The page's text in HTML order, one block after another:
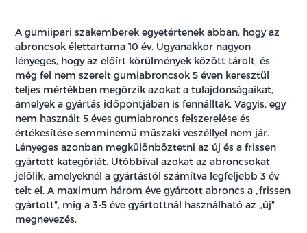
A gumiipari szakemberek egyetértenek abban, hogy az
abroncsok élettartama 10 év. Ugyanakkor nagyon
lényeges, hogy az előírt körülmények között tárolt, és
még fel nem szerelt gumiabroncsok 5 éven keresztül
teljes mértékben megőrzik azokat a tulajdonságaikat,
amelyek a gyártás időpontjában is fennálltak. Vagyis, egy
nem használt 5 éves gumiabroncs felszerelése és
értékesítése semminemű műszaki veszéllyel nem jár.
Lényeges azonban megkülönböztetni az új és a frissen
gyártott kategóriát. Utóbbival azokat az abroncsokat
jelölik, amelyeknél a gyártástól számítva legfeljebb 3 év
telt el. A maximum három éve gyártott abroncs a „frissen
gyártott”, míg a 3-5 éve gyártottnál használható az „új”
megnevezés.